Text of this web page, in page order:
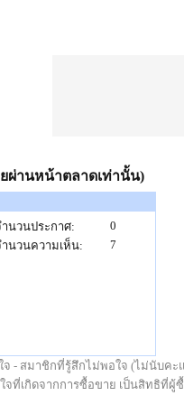
ผ่านหน้าตลาดเท่านั้น)
นวนประกาศ:
0
นวนความเห็น:
7
ใจ - สมาชิกที่รู้สึกไม่พอใจ (ไม่นับค
ใจที่เกิดจากการซื้อขาย เป็นสิทธิที่